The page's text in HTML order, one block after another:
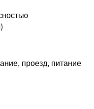
проезд, питание